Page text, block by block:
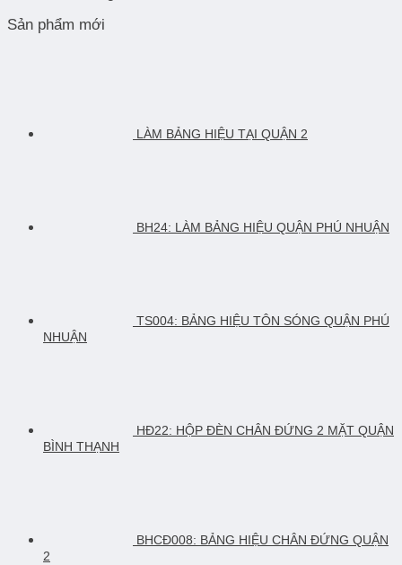
xưởng
Có
Sản phẩm mới
LÀM BẢNG HIỆU TẠI QUẬN 2
BH24: LÀM BẢNG HIỆU QUẬN PHÚ NHUẬN
TS004: BẢNG HIỆU TÔN SÓNG QUẬN PHÚ
NHUẬN
HĐ22: HỘP ĐÈN CHÂN ĐỨNG 2 MẶT QUẬN
BÌNH THẠNH
BHCĐ008: BẢNG HIỆU CHÂN ĐỨNG QUẬN
2